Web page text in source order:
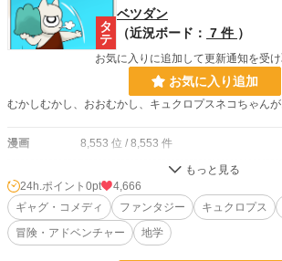
ベツダン
（近況ボード： 7 件 ）
お気に入りに追加して更新通知を受け
お気に入り追加
むかしむかし、おおむかし、キュクロプスネコちゃんが
漫画 8,553 位 / 8,553 件
お気に入り 11
24h.ポイント 0 pt
24h.ポイント 0pt
4,666
ギャグ・コメディ
ファンタジー キュクロプス
冒険・アドベンチャー
地学